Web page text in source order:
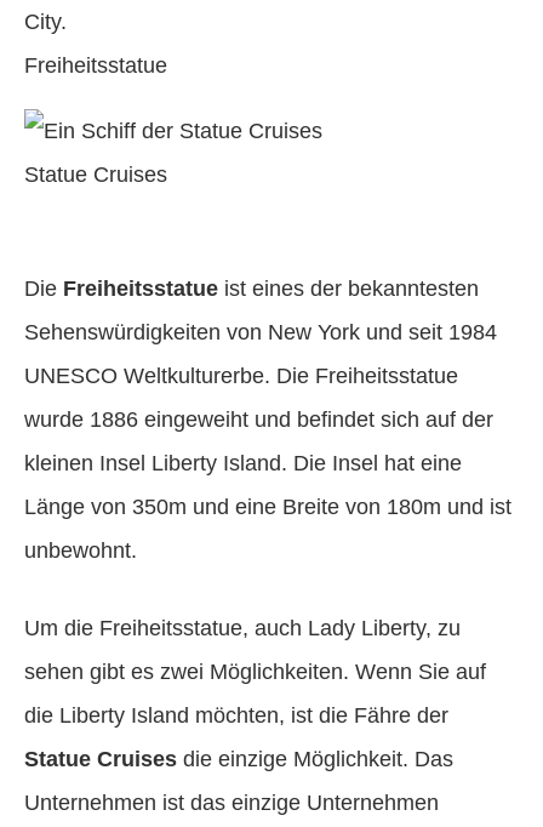
Freiheitsstatue
Statue Cruises
Die Freiheitsstatue ist eines der bekanntesten
Sehenswürdigkeiten von New York und seit 1984
UNESCO Weltkulturerbe. Die Freiheitsstatue
wurde 1886 eingeweiht und befindet sich auf der
kleinen Insel Liberty Island. Die Insel hat eine
Länge von 350m und eine Breite von 180m und ist
unbewohnt.
Um die Freiheitsstatue, auch Lady Liberty, zu
sehen gibt es zwei Möglichkeiten. Wenn Sie auf
die Liberty Island möchten, ist die Fähre der
Statue Cruises die einzige Möglichkeit. Das
Unternehmen ist das einzige Unternehmen